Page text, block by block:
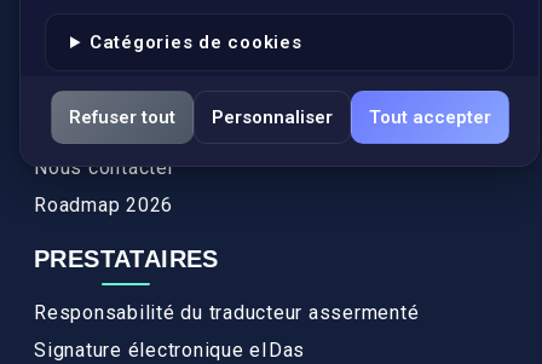
Catégories de cookies
Refuser tout Personnaliser Tout accepter
Actualités
Services
FAQ
Nous contacter
Roadmap 2026
PRESTATAIRES
Responsabilité du traducteur assermenté
Signature électronique eIDas